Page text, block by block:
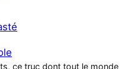
ce truc dont tout le monde